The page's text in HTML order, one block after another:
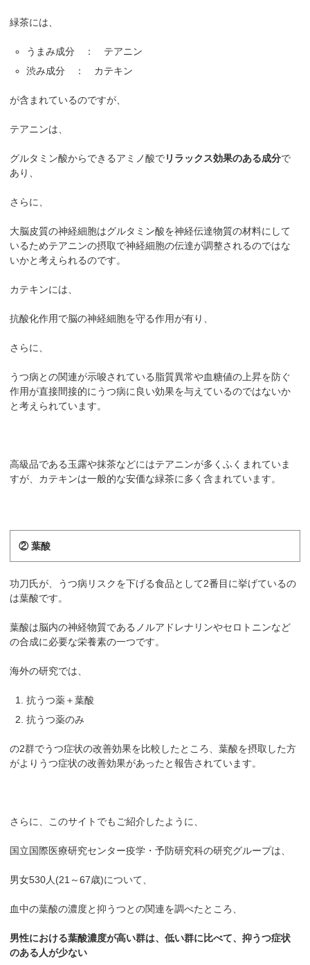
緑茶には、
うまみ成分 ： テアニン
渋み成分 ： カテキン
が含まれているのですが、
テアニンは、
グルタミン酸からできるアミノ酸でリラックス効果のある成分で
あり、
さらに、
大脳皮質の神経細胞はグルタミン酸を神経伝達物質の材料にして
いるためテアニンの摂取で神経細胞の伝達が調整されるのではな
いかと考えられるのです。
カテキンには、
抗酸化作用で脳の神経細胞を守る作用が有り、
さらに、
うつ病との関連が示唆されている脂質異常や血糖値の上昇を防ぐ
作用が直接間接的にうつ病に良い効果を与えているのではないか
と考えられています。
高級品である玉露や抹茶などにはテアニンが多くふくまれていま
すが、カテキンは一般的な安価な緑茶に多く含まれています。
② 葉酸
功刀氏が、うつ病リスクを下げる食品として2番目に挙げているの
は葉酸です。
葉酸は脳内の神経物質であるノルアドレナリンやセロトニンなど
の合成に必要な栄養素の一つです。
海外の研究では、
抗うつ薬＋葉酸
抗うつ薬のみ
の2群でうつ症状の改善効果を比較したところ、葉酸を摂取した方
がよりうつ症状の改善効果があったと報告されています。
さらに、このサイトでもご紹介したように、
国立国際医療研究センター疫学・予防研究科の研究グループは、
男女530人(21～67歳)について、
血中の葉酸の濃度と抑うつとの関連を調べたところ、
男性における葉酸濃度が高い群は、低い群に比べて、抑うつ症状
のある人が少ない